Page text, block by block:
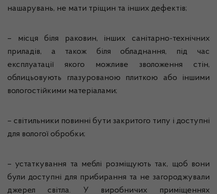
нашарувань, не мати тріщин та інших дефектів;
– місця біля раковин, інших санітарно-технічних
приладів, а також біля обладнання, під час
експлуатації якого можливе зволоження стін,
облицьовують глазурованою плиткою або іншими
вологостійкими матеріалами;
– світильники повинні бути закритого типу і доступні
для вологої обробки;
– устаткування та меблі розміщують так, щоб вони
були доступні для прибирання та не загороджували
джерел світла. У виробничих приміщеннях